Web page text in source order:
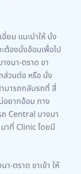
ยม แนะนำให้ นั่ง
ต้องนั่งอ้อมเพื่อไป
งนา-ตราด ขา
ส่วนต่อ หรือ นั่ง
ามารถกลับรถที่ สี่
อยากอ้อม ทาง
Central บางนา
มาที่ Clinic โดยมี
-ตราด ขาเข้า ให้